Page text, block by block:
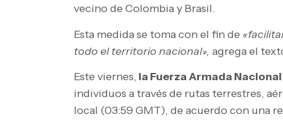
vecino de Colombia y Brasil.
Esta medida se toma con el fin de
todo el territorio nacional», agrega el
Este viernes, la Fuerza Armada
individuos a través de rutas terrestres,
local (03:59 GMT), de acuerdo con una